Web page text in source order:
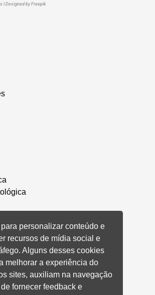
Designed by Freepik
E ACORDOS
personalizar conteúdo e
recursos de mídia social e
Alguns desses cookies
melhorar a experiência do
sites, auxiliam na navegação
fornecer feedback e